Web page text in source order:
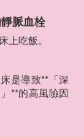
脈血栓
上吃飯。
是導致**「深
」**的高風險因